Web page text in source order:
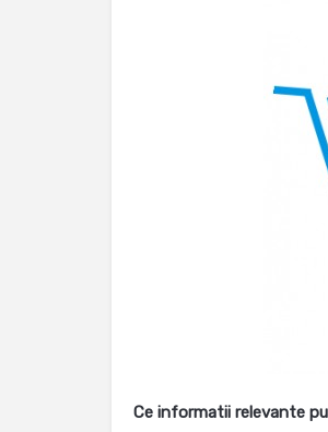
Ce informatii relevante